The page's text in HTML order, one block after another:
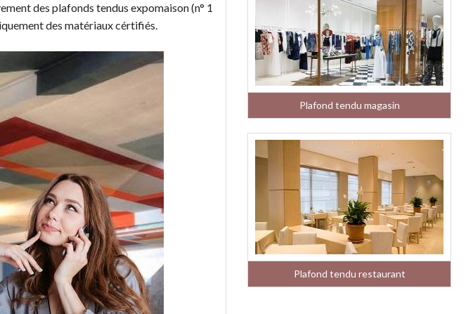
des plafonds tendus expomaison (n° 1
des matériaux cértifiés.
Plafond tendu magasin
Plafond tendu restaurant